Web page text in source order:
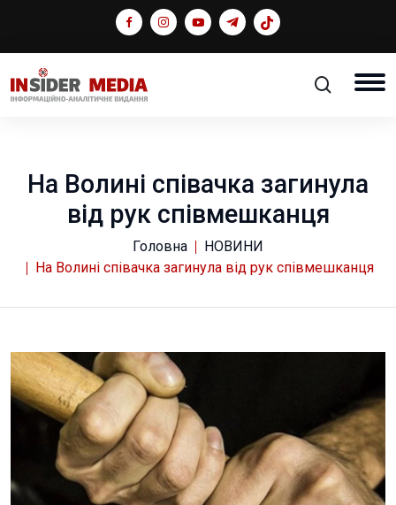
На Волині співачка загинула
від рук співмешканця
Головна
НОВИНИ
На Волині співачка загинула від рук співмешканця